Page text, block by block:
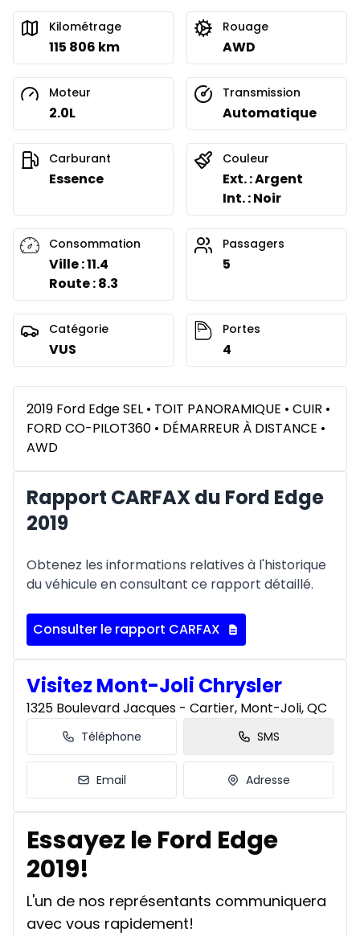
Kilométrage
115 806 km
Rouage
AWD
Moteur
2.0L
Transmission
Automatique
Carburant
Essence
Couleur
Ext. : Argent
Int. : Noir
Consommation
Ville : 11.4
Route : 8.3
Passagers
5
Catégorie
VUS
Portes
4
2019 Ford Edge SEL • TOIT PANORAMIQUE • CUIR •
FORD CO-PILOT360 • DÉMARREUR À DISTANCE •
AWD
Rapport CARFAX du Ford Edge
2019
Obtenez les informations relatives à l'historique
du véhicule en consultant ce rapport détaillé.
Consulter le rapport CARFAX
Visitez Mont-Joli Chrysler
1325 Boulevard Jacques - Cartier, Mont-Joli, QC
Téléphone SMS
Email Adresse
Essayez le Ford Edge
2019!
L'un de nos représentants communiquera
avec vous rapidement!